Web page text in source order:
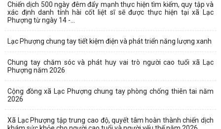
Chiến dịch 500 ngày đêm đẩy mạnh thực hiện tìm kiếm, quy tập và
xác định danh tính hài cốt liệt sĩ sẽ được thực hiện tại xã Lạc
Phượng từ ngày 14 -...
Lạc Phượng chung tay tiết kiệm điện và phát triển năng lượng xanh
Chung tay chăm sóc và phát huy vai trò người cao tuổi xã Lạc
Phượng năm 2026
Cộng đồng xã Lạc Phượng chung tay phòng chống thiên tai năm
2026
Xã Lạc Phượng tập trung cao độ, quyết tâm hoàn thành chiến dịch